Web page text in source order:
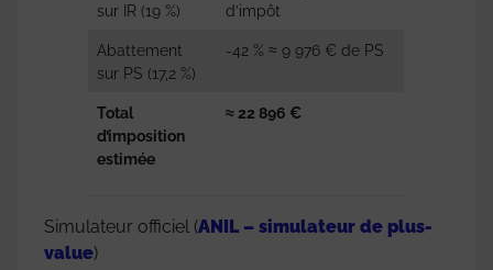
sur IR (19 %)
d’impôt
Abattement
sur PS (17,2 %)
-42 % ≈ 9 976 € de PS
Total
d’imposition
estimée
≈ 22 896 €
Simulateur officiel (ANIL – simulateur de plus-
value)